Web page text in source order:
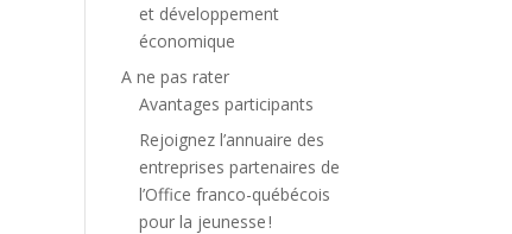
et développement
économique
A ne pas rater
Avantages participants
Rejoignez l’annuaire des
entreprises partenaires de
l’Office franco-québécois
pour la jeunesse !